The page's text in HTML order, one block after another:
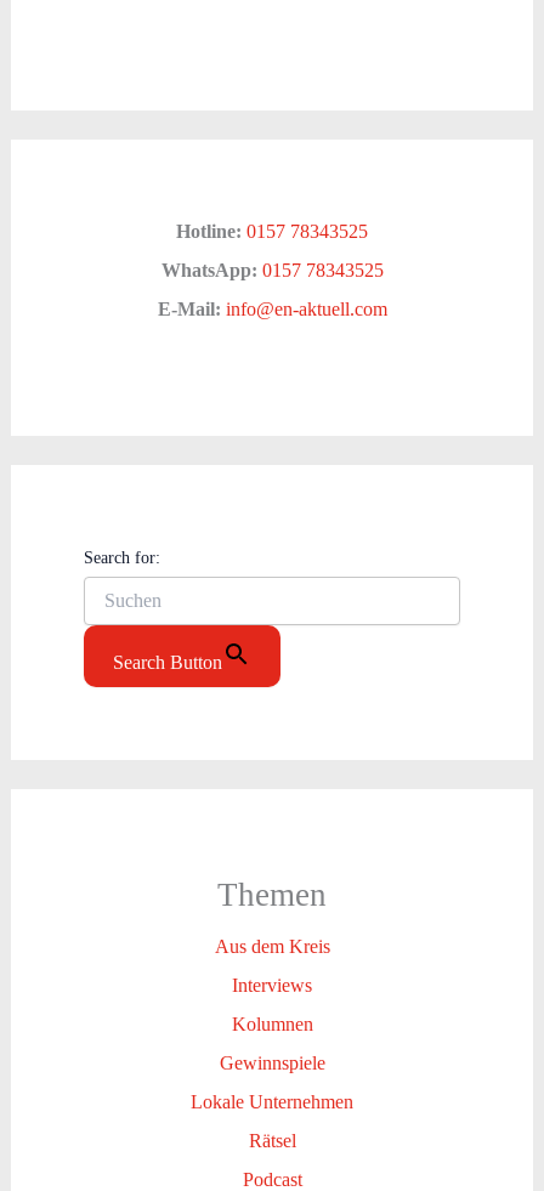
Hotline: 0157 78343525
WhatsApp: 0157 78343525
E-Mail: info@en-aktuell.com
Search for:
Search Button
Themen
Aus dem Kreis
Interviews
Kolumnen
Gewinnspiele
Lokale Unternehmen
Rätsel
Podcast